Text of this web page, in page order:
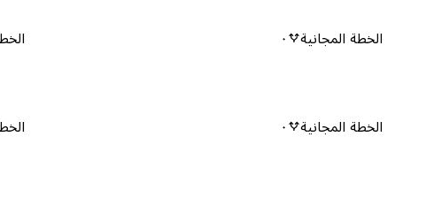
الخطة المجانية ٠
الخطة المجانية ٠